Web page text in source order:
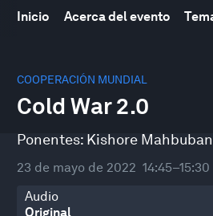
Inicio Acerca del evento
COOPERACIÓN MUNDIAL
Cold War 2.0
Ponentes: Kishore
23 de mayo de 2022 14:45–15:30
Audio
seconds
49
minutes,
seconds